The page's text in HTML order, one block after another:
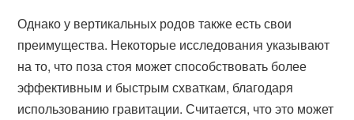
Однако у вертикальных родов также есть свои
преимущества. Некоторые исследования указывают
на то, что поза стоя может способствовать более
эффективным и быстрым схваткам, благодаря
использованию гравитации. Считается, что это может